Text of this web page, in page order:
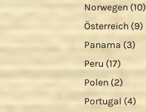
Norwegen (10)
Österreich (9)
Panama (3)
Peru (17)
Polen (2)
Portugal (4)